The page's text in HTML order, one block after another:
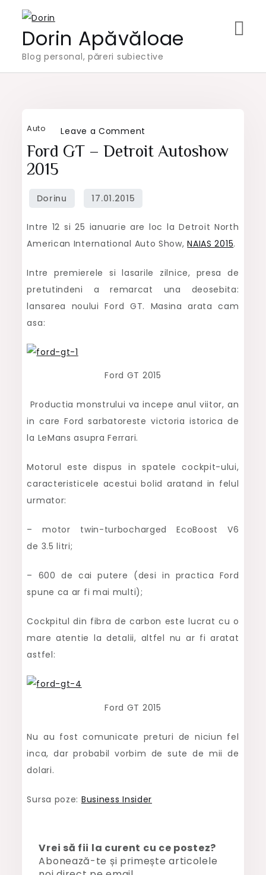
contentDorin Apăvăloae
Blog personal, păreri subiective
Auto Leave a Comment
Ford
2015
Ford GT – Detroit Autoshow
2015
Intre 12 si 25 ianuarie are loc la Detroit North
American International Auto Show,NAIAS 2015.
Intre premierele si lasarile zilnice, presa de
pretutindeni a remarcat una deosebita:
lansarea noului Ford GT. Masina arata cam
asa:
Ford GT 2015
Productia monstrului va incepe anul viitor, an
in care Ford sarbatoreste victoria istorica de
la LeMans asupra Ferrari.
Motorul este dispus in spatele cockpit-ului,
caracteristicele acestui bolid aratand in felul
urmator:
– motor twin-turbocharged EcoBoost V6
de 3.5 litri;
– 600 de cai putere (desi in practica Ford
spune ca ar fi mai multi);
Cockpitul din fibra de carbon este lucrat cu o
mare atentie la detalii, altfel nu ar fi aratat
astfel:
Ford GT 2015
Nu au fost comunicate preturi de niciun fel
inca, dar probabil vorbim de sute de mii de
dolari.
Sursa poze: Business Insider
Vrei să fii la curent cu ce postez?
Abonează-te și primește articolele